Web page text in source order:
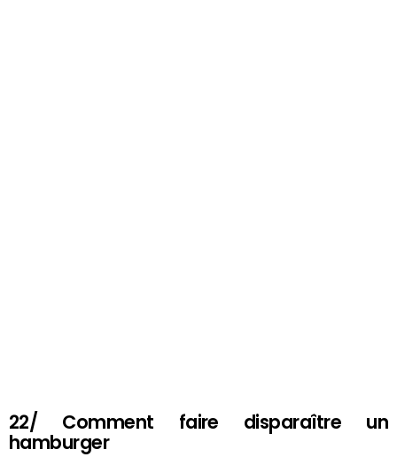
22/ Comment faire disparaître un
hamburger